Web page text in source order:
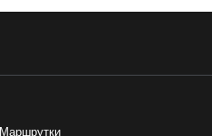
Маршрутки